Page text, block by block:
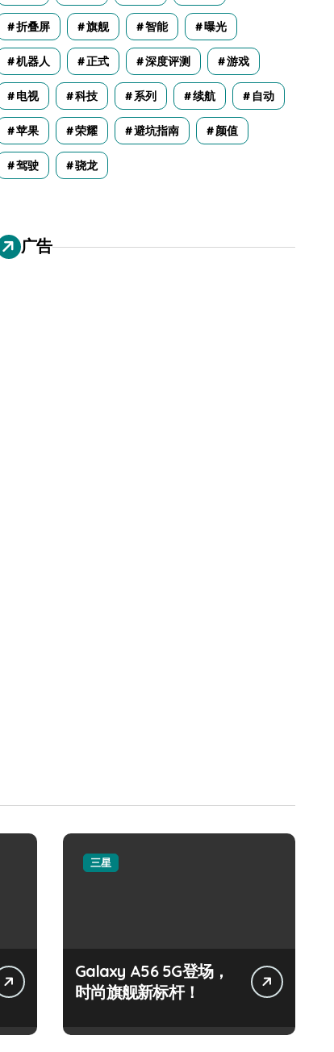
折叠屏 旗舰 智能 曝光
机器人 正式 深度评测 游戏
电视 科技 系列 续航 自动
苹果 荣耀 避坑指南 颜值
驾驶 骁龙
广告
三星
Galaxy A56 5G登场，
时尚旗舰新标杆！